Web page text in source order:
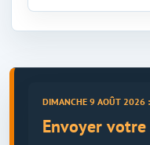
DIMANCHE 9 AOÛT 2026
Envoyer